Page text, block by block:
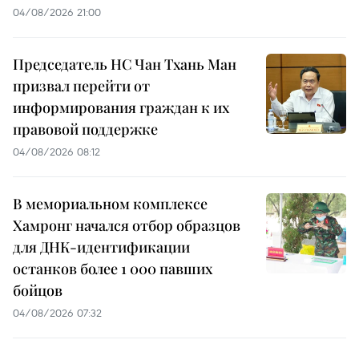
04/08/2026 21:00
Председатель НС Чан Тхань Ман
призвал перейти от
информирования граждан к их
правовой поддержке
04/08/2026 08:12
В мемориальном комплексе
Хамронг начался отбор образцов
для ДНК-идентификации
останков более 1 000 павших
бойцов
04/08/2026 07:32